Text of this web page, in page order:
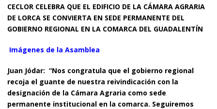
CECLOR CELEBRA QUE EL EDIFICIO DE LA CÁMARA AGRARIA
DE LORCA SE CONVIERTA EN SEDE PERMANENTE DEL
GOBIERNO REGIONAL EN LA COMARCA DEL GUADALENTÍN
Imágenes de la Asamblea
Juan Jódar: “Nos congratula que el gobierno regional
recoja el guante de nuestra reivindicación con la
designación de la Cámara Agraria como sede
permanente institucional en la comarca. Seguiremos